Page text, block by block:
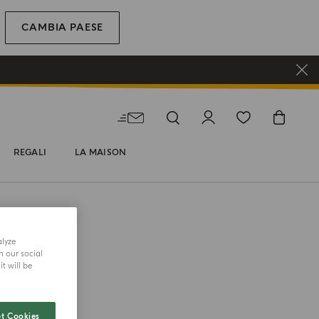
CAMBIA PAESE
REGALI LA MAISON
E CORPO
our social
will be
Cookies